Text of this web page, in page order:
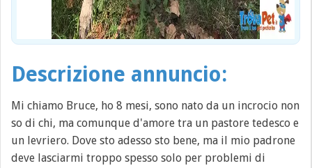
Descrizione annuncio:
Mi chiamo Bruce, ho 8 mesi, sono nato da un incrocio non
so di chi, ma comunque d'amore tra un pastore tedesco e
un levriero. Dove sto adesso sto bene, ma il mio padrone
deve lasciarmi troppo spesso solo per problemi di